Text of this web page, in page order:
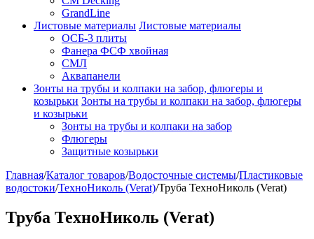
GrandLine
Листовые материалы Листовые материалы
ОСБ-3 плиты
Фанера ФСФ хвойная
СМЛ
Аквапанели
Зонты на трубы и колпаки на забор, флюгеры и
козырьки Зонты на трубы и колпаки на забор, флюгеры
и козырьки
Зонты на трубы и колпаки на забор
Флюгеры
Защитные козырьки
Главная/Каталог товаров/Водосточные системы/Пластиковые
водостоки/ТехноНиколь (Verat)/Труба ТехноНиколь (Verat)
Труба ТехноНиколь (Verat)